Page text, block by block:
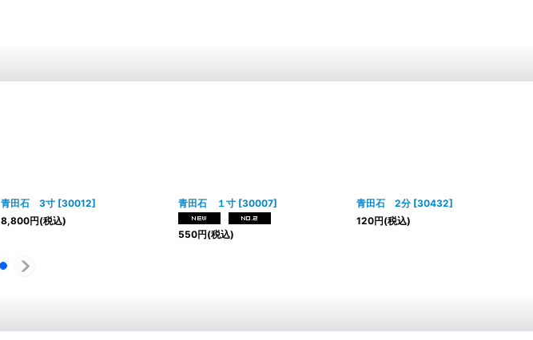
青田石 3寸 [30012]
8,800円(税込)
青田石 １寸 [30007]
550円(税込)
青田石 2分 [30432]
120円(税込)